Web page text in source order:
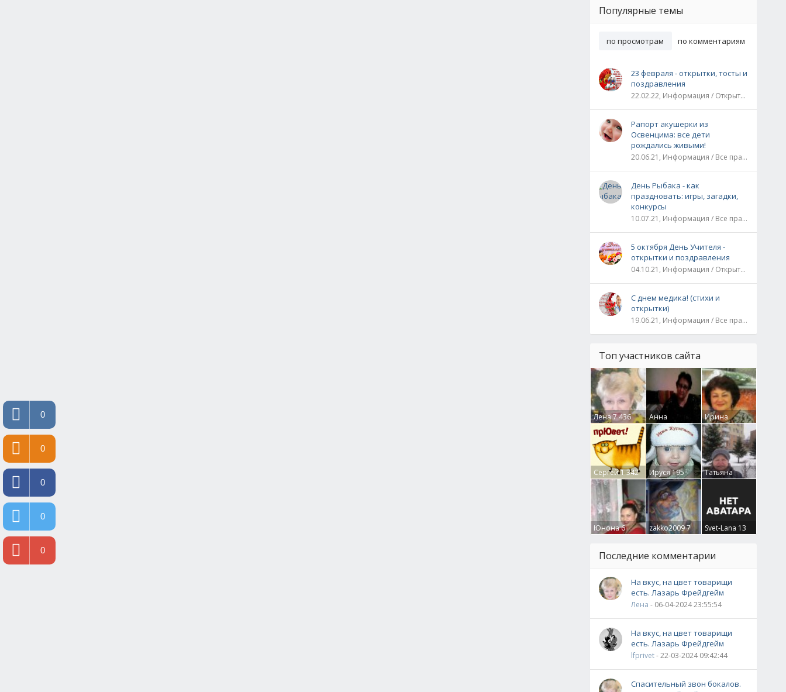
Популярные темы
по просмотрам по комментариям
23 февраля - открытки, тосты и
поздравления
22.02.22, Информация / Открытки / Все праздники
Рапорт акушерки из
Освенцима: все дети
рождались живыми!
20.06.21, Информация / Все праздники / Рассказы и истории
День Рыбака - как
праздновать: игры, загадки,
конкурсы
10.07.21, Информация / Все праздники
5 октября День Учителя -
открытки и поздравления
04.10.21, Информация / Открытки / Все праздники
С днем медика! (стихи и
открытки)
19.06.21, Информация / Все праздники
Топ участников сайта
Лена7 436
Анна
Гумлевая0
Ирина
Бруцкая41
Сергей1 342 Ируся195
Татьяна
Крючкова0
Юнона6 zakko20097 Svet-Lana 13
Последние комментарии
На вкус, на цвет товарищи
есть. Лазарь Фрейдгейм
Лена - 06-04-2024 23:55:54
На вкус, на цвет товарищи
есть. Лазарь Фрейдгейм
lfprivet- 22-03-2024 09:42:44
Спасительный звон бокалов.
0
0
0
0
0